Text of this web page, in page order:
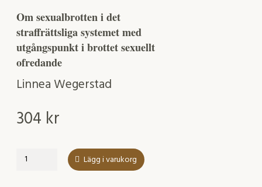
Om sexualbrotten i det
straffrättsliga systemet med
utgångspunkt i brottet sexuellt
ofredande
Linnea Wegerstad
304 kr
Skyddsvärda
Lägg i varukorg